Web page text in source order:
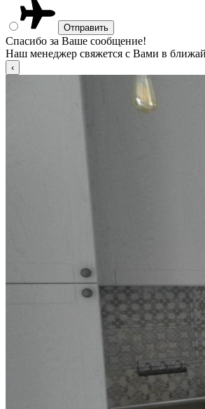
Спасибо за Ваше сообщение!
Наш менеджер свяжется с Вами в